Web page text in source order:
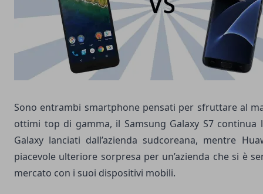
Sono entrambi smartphone pensati per sfruttare al
ottimi top di gamma, il Samsung Galaxy S7
Galaxy lanciati dall’azienda sudcoreana, mentre
piacevole ulteriore sorpresa per un’azienda che si è
mercato con i suoi dispositivi mobili.